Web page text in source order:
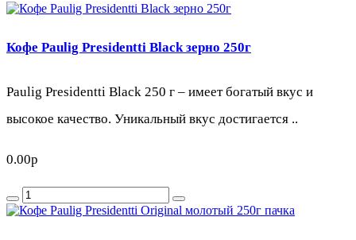
Кофе Paulig Presidentti Black зерно 250г
Paulig Presidentti Black 250 г – имеет богатый вкус и
высокое качество. Уникальный вкус достигается ..
0.00р